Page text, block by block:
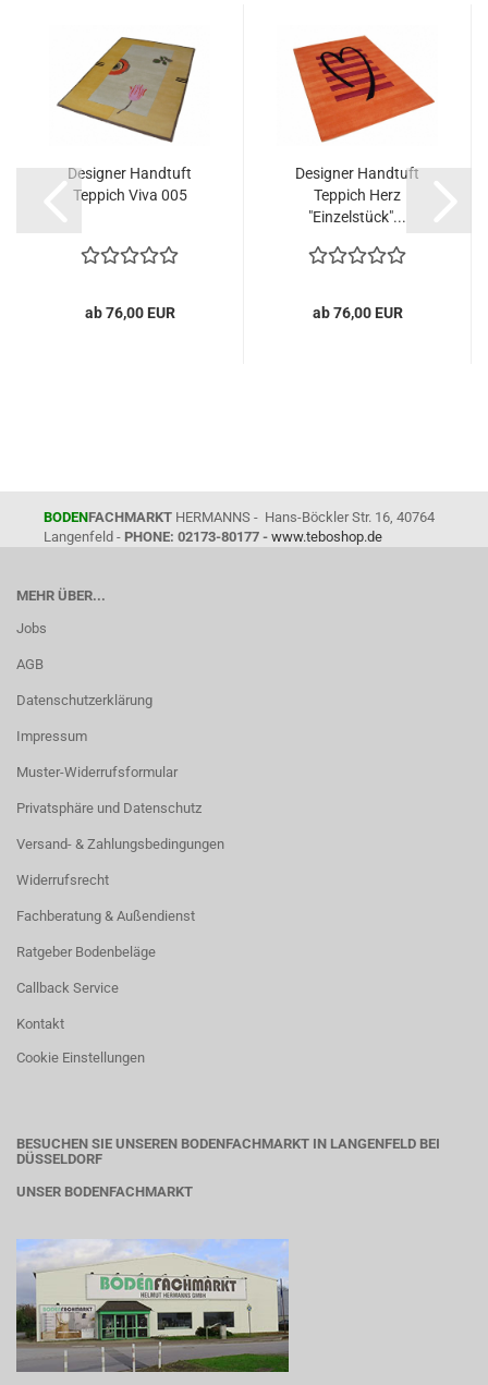
Designer Handtuft
Teppich Viva 005
ab 76,00 EUR
Designer Handtuft
Teppich Herz
"Einzelstück"...
ab 76,00 EUR
BODENFACHMARKT HERMANNS - Hans-Böckler Str. 16, 40764
Langenfeld - PHONE: 02173-80177 - www.teboshop.de
MEHR ÜBER...
Jobs
AGB
Datenschutzerklärung
Impressum
Muster-Widerrufsformular
Privatsphäre und Datenschutz
Versand- & Zahlungsbedingungen
Widerrufsrecht
Fachberatung & Außendienst
Ratgeber Bodenbeläge
Callback Service
Kontakt
Cookie Einstellungen
BESUCHEN SIE UNSEREN BODENFACHMARKT IN LANGENFELD BEI
DÜSSELDORF
UNSER BODENFACHMARKT